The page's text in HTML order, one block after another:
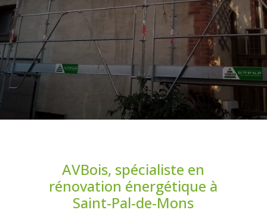
AVBois, spécialiste en
rénovation énergétique à
Saint-Pal-de-Mons